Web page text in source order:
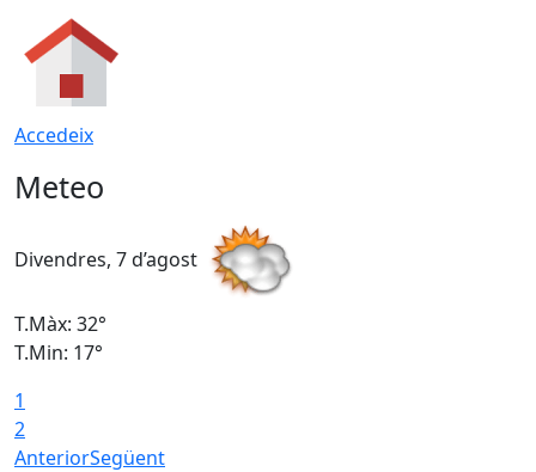
Accedeix
Meteo
Divendres, 7 d’agost
T.Màx: 32°
T.Min: 17°
1
2
AnteriorSegüent